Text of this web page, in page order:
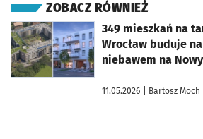
ZOBACZ RÓWNIEŻ
349 mieszkań na
Wrocław buduje
niebawem na
11.05.2026 | Bartosz Moch
otworzy się w nowej karcie